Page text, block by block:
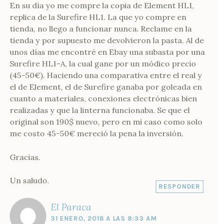
En su día yo me compre la copia de Element HL1,
replica de la Surefire HL1. La que yo compre en
tienda, no llego a funcionar nunca. Reclame en la
tienda y por supuesto me devolvieron la pasta. Al de
unos días me encontré en Ebay una subasta por una
Surefire HL1-A, la cual gane por un módico precio
(45-50€). Haciendo una comparativa entre el real y
el de Element, el de Surefire ganaba por goleada en
cuanto a materiales, conexiones electrónicas bien
realizadas y que la linterna funcionaba. Se que el
original son 190$ nuevo, pero en mi caso como solo
me costo 45-50€ mereció la pena la inversión.
Gracias.
Un saludo.
RESPONDER
El Paraca
31 ENERO, 2018 A LAS 8:33 AM